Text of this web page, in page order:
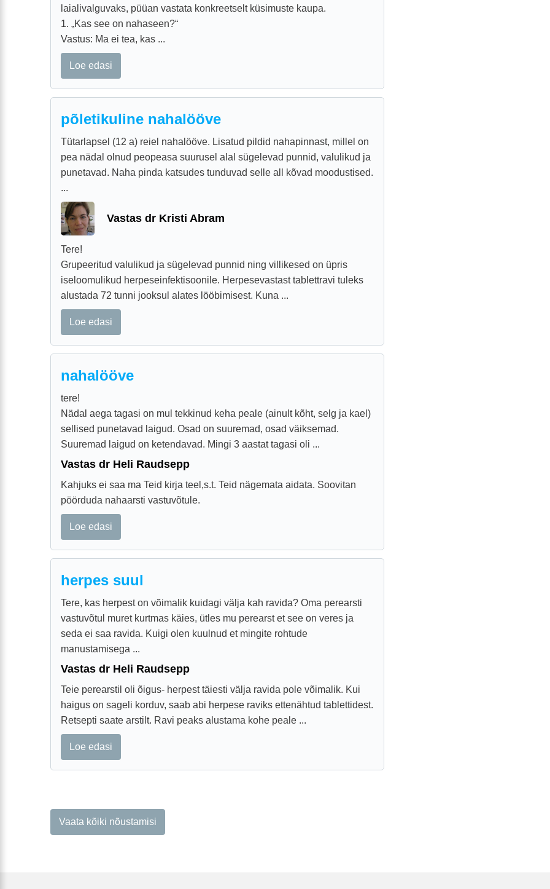
laialivalguvaks, püüan vastata konkreetselt küsimuste kaupa.
1. „Kas see on nahaseen?“
Vastus: Ma ei tea, kas ...
Loe edasi
põletikuline nahalööve
Tütarlapsel (12 a) reiel nahalööve. Lisatud pildid nahapinnast, millel on
pea nädal olnud peopeasa suurusel alal sügelevad punnid, valulikud ja
punetavad. Naha pinda katsudes tunduvad selle all kõvad moodustised.
...
Vastas dr Kristi Abram
Tere!
Grupeeritud valulikud ja sügelevad punnid ning villikesed on üpris
iseloomulikud herpeseinfektisoonile. Herpesevastast tablettravi tuleks
alustada 72 tunni jooksul alates lööbimisest. Kuna ...
Loe edasi
nahalööve
tere!
Nädal aega tagasi on mul tekkinud keha peale (ainult kõht, selg ja kael)
sellised punetavad laigud. Osad on suuremad, osad väiksemad.
Suuremad laigud on ketendavad. Mingi 3 aastat tagasi oli ...
Vastas dr Heli Raudsepp
Kahjuks ei saa ma Teid kirja teel,s.t. Teid nägemata aidata. Soovitan
pöörduda nahaarsti vastuvõtule.
Loe edasi
herpes suul
Tere, kas herpest on võimalik kuidagi välja kah ravida? Oma perearsti
vastuvõtul muret kurtmas käies, ütles mu perearst et see on veres ja
seda ei saa ravida. Kuigi olen kuulnud et mingite rohtude
manustamisega ...
Vastas dr Heli Raudsepp
Teie perearstil oli õigus- herpest täiesti välja ravida pole võimalik. Kui
haigus on sageli korduv, saab abi herpese raviks ettenähtud tablettidest.
Retsepti saate arstilt. Ravi peaks alustama kohe peale ...
Loe edasi
Vaata kõiki nõustamisi